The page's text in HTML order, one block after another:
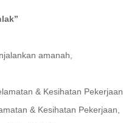
amanah,
& Kesihatan Pekerjaan,
& Kesihatan Pekerjaan,